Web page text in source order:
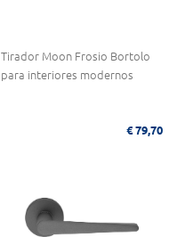
Tirador Moon Frosio Bortolo
para interiores modernos
€ 79,70